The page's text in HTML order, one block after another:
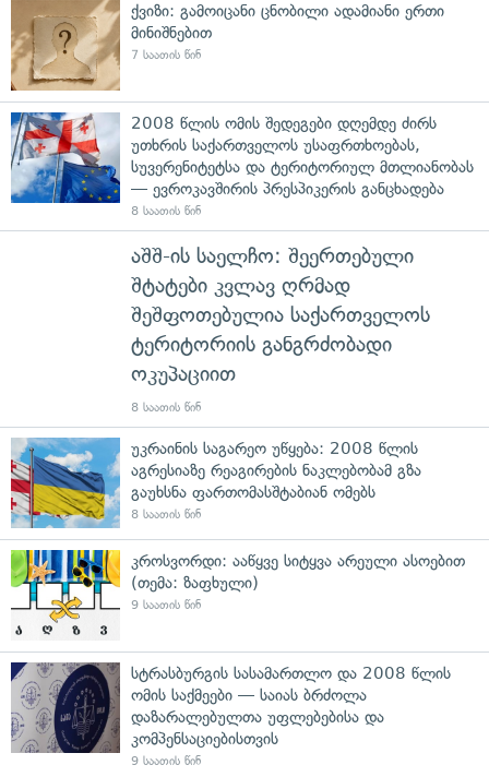
ქვიზი: გამოიცანი ცნობილი ადამიანი ერთი
მინიშნებით
7 საათის წინ
2008 წლის ომის შედეგები დღემდე ძირს
უთხრის საქართველოს უსაფრთხოებას,
სუვერენიტეტსა და ტერიტორიულ მთლიანობას
— ევროკავშირის პრესპიკერის განცხადება
8 საათის წინ
აშშ-ის საელჩო: შეერთებული
შტატები კვლავ ღრმად
შეშფოთებულია საქართველოს
ტერიტორიის განგრძობადი
ოკუპაციით
8 საათის წინ
უკრაინის საგარეო უწყება: 2008 წლის
აგრესიაზე რეაგირების ნაკლებობამ გზა
გაუხსნა ფართომასშტაბიან ომებს
8 საათის წინ
კროსვორდი: ააწყვე სიტყვა არეული ასოებით
(თემა: ზაფხული)
9 საათის წინ
სტრასბურგის სასამართლო და 2008 წლის
ომის საქმეები — საიას ბრძოლა
დაზარალებულთა უფლებებისა და
კომპენსაციებისთვის
9 საათის წინ